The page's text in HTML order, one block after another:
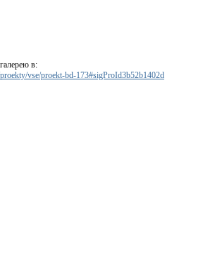
в:
vse/proekt-bd-173#sigProId3b52b1402d